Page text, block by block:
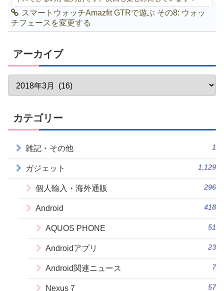
スマートウォッチAmazfit GTRで遊ぶ その8: ウォッ
チフェースを変更する
アーカイブ
カテゴリー
雑記・その他 1
ガジェット 1,129
個人輸入・海外通販 296
Android 418
AQUOS PHONE 51
Androidアプリ 23
Android関連ニュース 7
Nexus 7 57